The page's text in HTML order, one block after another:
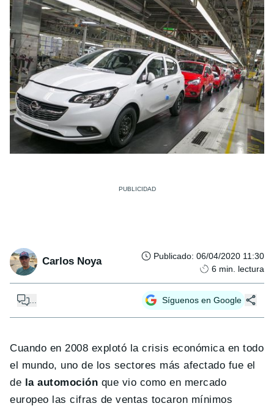
Carlos Noya Publicado: 06/04/2020 11:30
6 min. lectura
Síguenos en Google
Cuando en 2008 explotó la crisis económica en todo
el mundo, uno de los sectores más afectado fue el
de la automoción que vio como en mercado
europeo las cifras de ventas tocaron mínimos